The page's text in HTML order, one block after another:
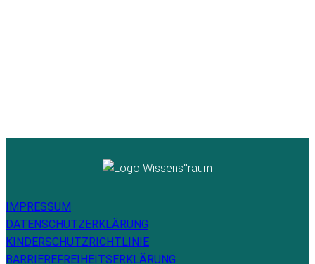
IMPRESSUM
DATENSCHUTZERKLÄRUNG
KINDERSCHUTZRICHTLINIE
BARRIEREFREIHEITSERKLÄRUNG